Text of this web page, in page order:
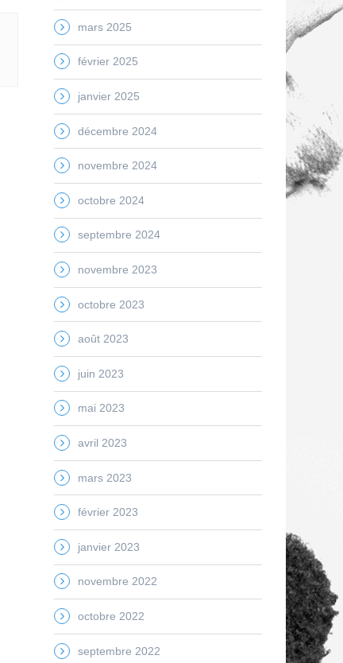
mars 2025
février 2025
janvier 2025
décembre 2024
novembre 2024
octobre 2024
septembre 2024
novembre 2023
octobre 2023
août 2023
juin 2023
mai 2023
avril 2023
mars 2023
février 2023
janvier 2023
novembre 2022
octobre 2022
septembre 2022